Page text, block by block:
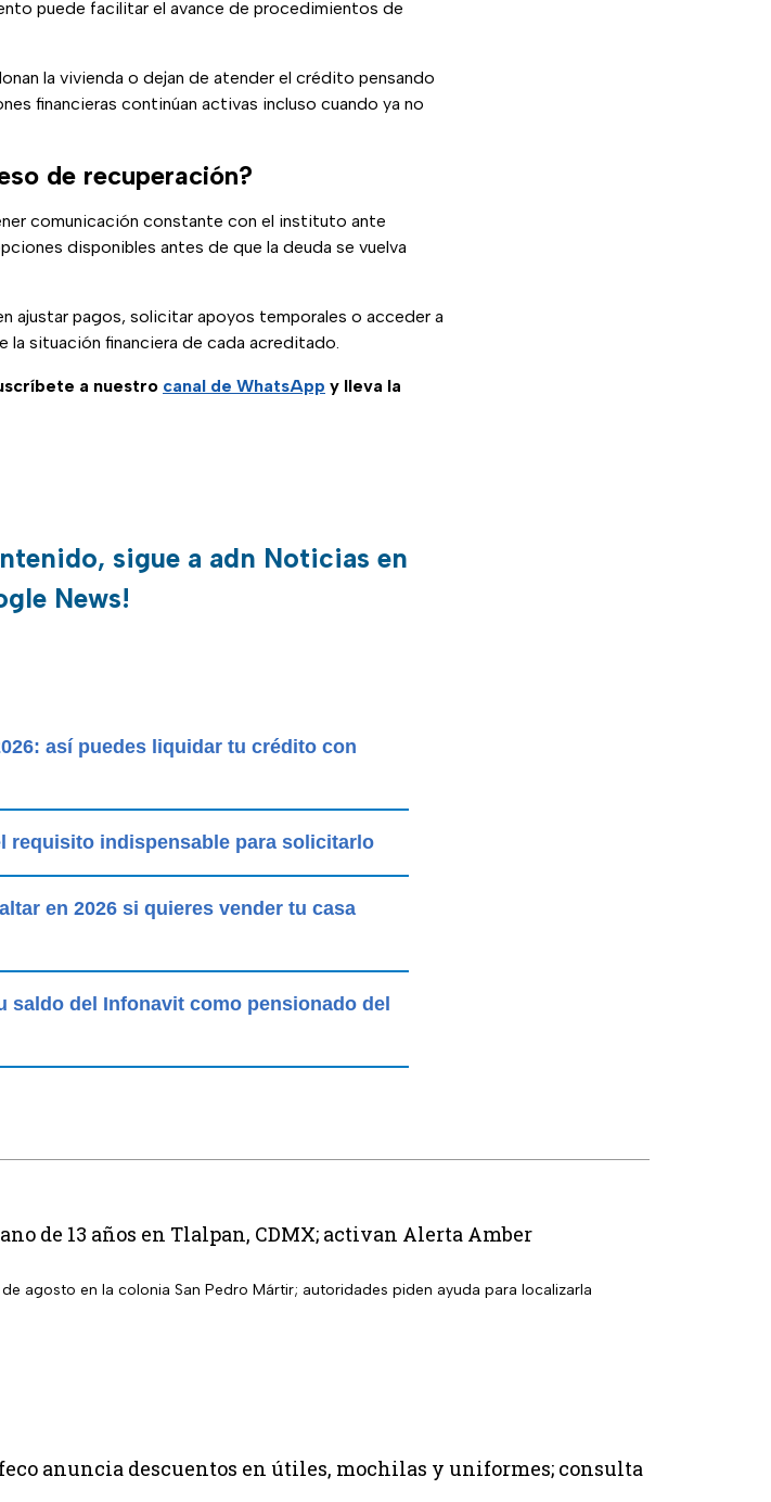
puede facilitar el avance de procedimientos de
la vivienda o dejan de atender el crédito pensando
financieras continúan activas incluso cuando ya no
de recuperación?
comunicación constante con el instituto ante
disponibles antes de que la deuda se vuelva
ajustar pagos, solicitar apoyos temporales o acceder a
la situación financiera de cada acreditado.
a nuestro canal de WhatsApp y lleva la
sigue a adn Noticias en
News!
así puedes liquidar tu crédito con
requisito indispensable para solicitarlo
en 2026 si quieres vender tu casa
saldo del Infonavit como pensionado del
de 13 años en Tlalpan, CDMX; activan Alerta Amber
agosto en la colonia San Pedro Mártir; autoridades piden ayuda para localizarla
anuncia descuentos en útiles, mochilas y uniformes; consulta